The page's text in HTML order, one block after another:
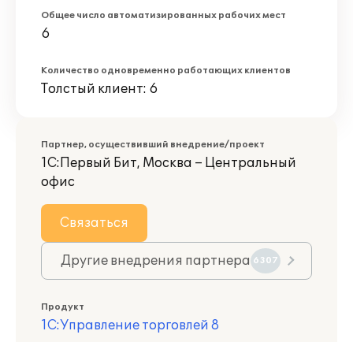
Общее число автоматизированных рабочих мест
6
Количество одновременно работающих клиентов
Толстый клиент: 6
Партнер, осуществивший внедрение/проект
1С:Первый Бит, Москва – Центральный
офис
Связаться
Другие внедрения партнера 6307
Продукт
1С:Управление торговлей 8